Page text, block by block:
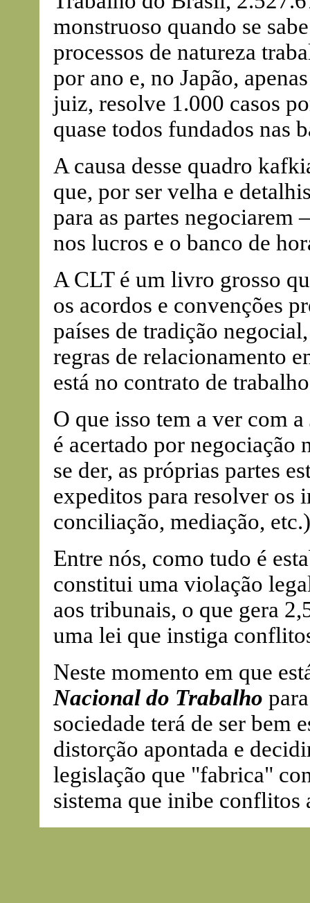
monstruoso quando se
processos de natureza
por ano e, no Japão,
juiz, resolve 1.000 casos
quase todos fundados nas
A causa desse quadro
que, por ser velha e
para as partes negociarem
nos lucros e o banco de
A CLT é um livro grosso
os acordos e convenções
países de tradição
regras de relacionamento
está no contrato de
O que isso tem a ver com
é acertado por negociação
se der, as próprias partes
expeditos para resolver os
conciliação, mediação,
Entre nós, como tudo é
constitui uma violação
aos tribunais, o que gera
uma lei que instiga
Neste momento em que
Nacional do Trabalho
sociedade terá de ser bem
distorção apontada e
legislação que "fabrica"
sistema que inibe conflitos